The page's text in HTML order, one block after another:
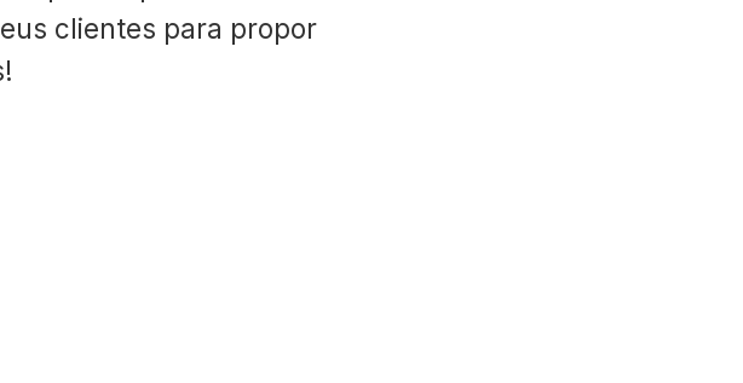
clientes para propor